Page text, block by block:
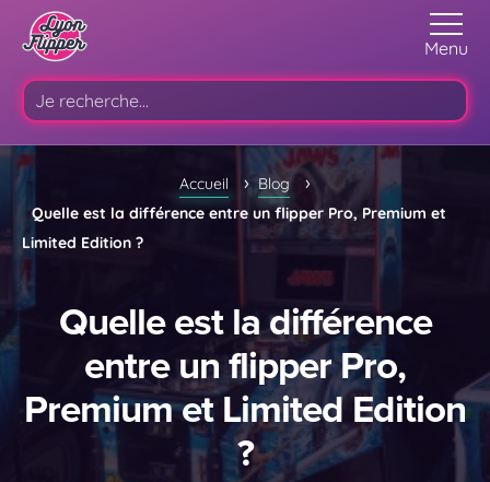
Menu
Accueil › Blog ›
Quelle est la différence entre un flipper Pro, Premium et
Limited Edition ?
Quelle est la différence
entre un flipper Pro,
Premium et Limited Edition
?